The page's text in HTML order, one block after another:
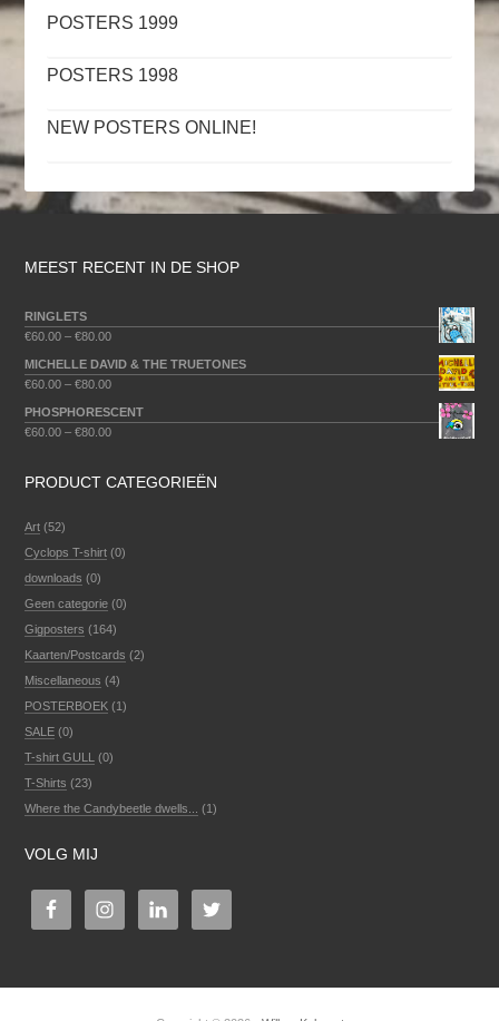
POSTERS 1999
POSTERS 1998
NEW POSTERS ONLINE!
MEEST RECENT IN DE SHOP
RINGLETS
€60.00 –€80.00
MICHELLE DAVID & THE TRUETONES
€60.00 –€80.00
PHOSPHORESCENT
€60.00 –€80.00
PRODUCT CATEGORIEËN
Art (52)
Cyclops T-shirt (0)
downloads (0)
Geen categorie (0)
Gigposters (164)
Kaarten/Postcards (2)
Miscellaneous (4)
POSTERBOEK (1)
SALE (0)
T-shirt GULL
(0)
T-Shirts (23)
Where the Candybeetle dwells...
(1)
VOLG MIJ